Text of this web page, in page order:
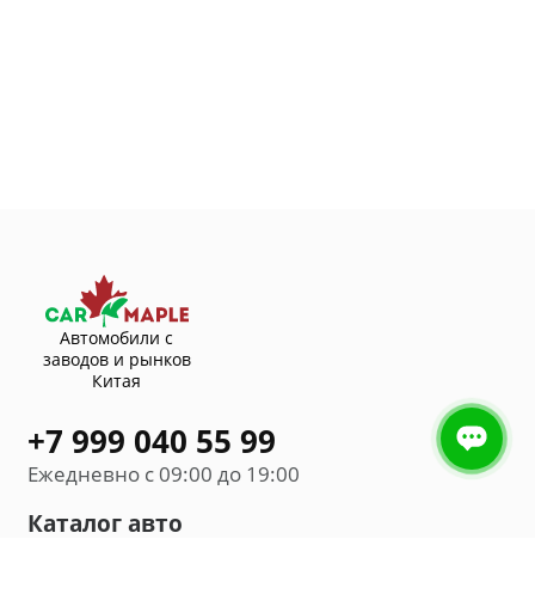
Автомобили с
заводов и рынков
Китая
+7 999 040 55 99
Ежедневно с 09:00 до 19:00
Каталог авто